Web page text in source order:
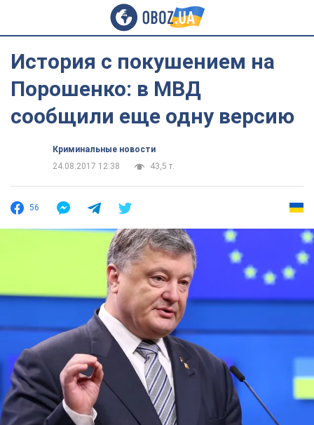
История с покушением на
Порошенко: в МВД
сообщили еще одну версию
Криминальные новости
24.08.2017 12:38
43,5 т.
56